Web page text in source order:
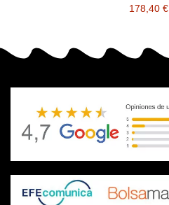
178,40 €